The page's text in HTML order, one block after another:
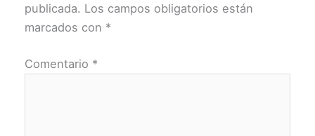
publicada. Los campos obligatorios están
marcados con *
Comentario *